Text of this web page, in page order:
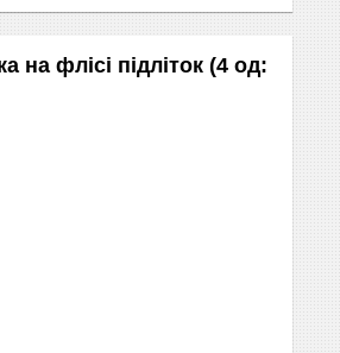
на флісі підліток (4 од: